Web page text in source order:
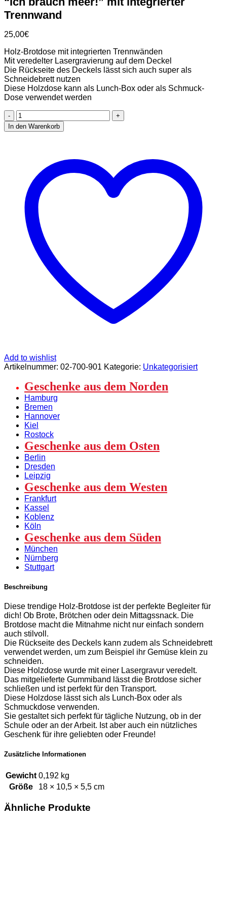
Trennwand
25,00€
Holz-Brotdose mit integrierten Trennwänden
Mit veredelter Lasergravierung auf dem Deckel
Die Rückseite des Deckels lässt sich auch super als
Schneidebrett nutzen
Diese Holzdose kann als Lunch-Box oder als Schmuck-
Dose verwendet werden
Stadtliebe®
|
Maritimes
meer!"
integrierter
Trennwand
Menge
In den Warenkorb
Add to wishlist
Artikelnummer: 02-700-901 Kategorie: Unkategorisiert
Geschenke aus dem Norden
Hamburg
Bremen
Hannover
Kiel
Rostock
Geschenke aus dem Osten
Berlin
Dresden
Leipzig
Geschenke aus dem Westen
Frankfurt
Kassel
Koblenz
Köln
Geschenke aus dem Süden
München
Nürnberg
Stuttgart
Beschreibung
Diese trendige Holz-Brotdose ist der perfekte Begleiter für
dich! Ob Brote, Brötchen oder dein Mittagssnack. Die
Brotdose macht die Mitnahme nicht nur einfach sondern
auch stilvoll.
Die Rückseite des Deckels kann zudem als Schneidebrett
verwendet werden, um zum Beispiel ihr Gemüse klein zu
schneiden.
Diese Holzdose wurde mit einer Lasergravur veredelt.
Das mitgelieferte Gummiband lässt die Brotdose sicher
schließen und ist perfekt für den Transport.
Diese Holzdose lässt sich als Lunch-Box oder als
Schmuckdose verwenden.
Sie gestaltet sich perfekt für tägliche Nutzung, ob in der
Schule oder an der Arbeit. Ist aber auch ein nützliches
Geschenk für ihre geliebten oder Freunde!
Zusätzliche Informationen
Gewicht 0,192 kg
Größe
18 × 10,5 × 5,5 cm
Ähnliche Produkte